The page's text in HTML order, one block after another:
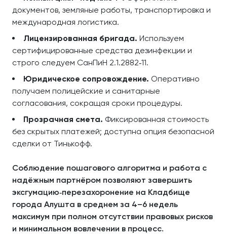
документов, земляные работы, транспортировка и
международная логистика.
Лицензированная бригада. Используем
сертифицированные средства дезинфекции и
строго следуем СанПиН 2.1.2882‑11.
Юридическое сопровождение. Оперативно
получаем полицейские и санитарные
согласования, сокращая сроки процедуры.
Прозрачная смета. Фиксированная стоимость
без скрытых платежей; доступна опция безопасной
сделки от Тинькофф.
Соблюдение пошагового алгоритма и работа с
надёжным партнёром позволяют завершить
эксгумацию‑перезахоронение на Кладбище
города Алушта в среднем за 4–6 недель
максимум при полном отсутствии правовых рисков
и минимальном вовлечении в процесс.